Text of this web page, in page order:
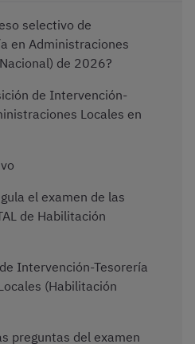
selectivo de
en Administraciones
de 2026?
de Intervención-
Locales en
el examen de las
de Habilitación
Intervención-Tesorería
(Habilitación
preguntas del examen